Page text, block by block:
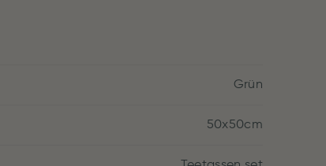
Grün
50x50cm